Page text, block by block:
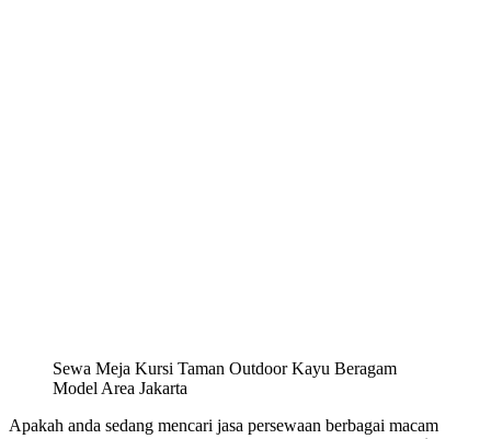
Sewa Meja Kursi Taman Outdoor Kayu Beragam
Model Area Jakarta
Apakah anda sedang mencari jasa persewaan berbagai macam